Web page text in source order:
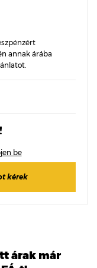
annak árába
be
kérek
árak már